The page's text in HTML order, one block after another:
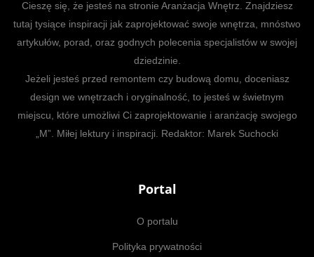
Cieszę się, że jesteś na stronie Aranżacja Wnętrz. Znajdziesz
tutaj tysiące inspiracji jak zaprojektować swoje wnętrza, mnóstwo
artykułów, porad, oraz godnych polecenia specjalistów w swojej
dziedzinie.
Jeżeli jesteś przed remontem czy budową domu, doceniasz
design we wnętrzach i oryginalność, to jesteś w świetnym
miejscu, które umożliwi Ci zaprojektowanie i aranżację swojego
„M”. Miłej lektury i inspiracji. Redaktor: Marek Suchocki
Portal
O portalu
Polityka prywatności